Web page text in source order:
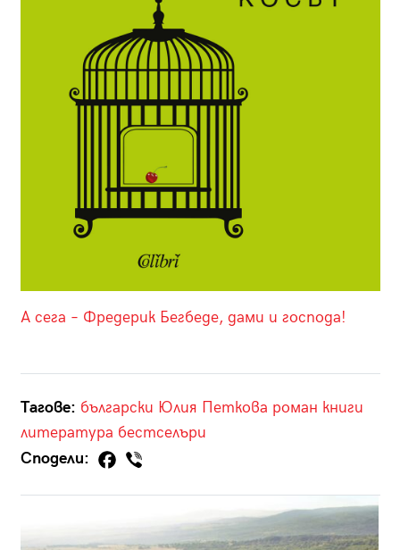
А сега – Фредерик Бегбеде, дами и господа!
Тагове: български Юлия Петкова роман книги
литература бестселъри
Сподели: